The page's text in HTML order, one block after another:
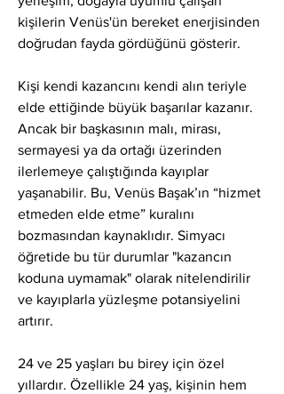
kişilerin Venüs'ün bereket enerjisinden
doğrudan fayda gördüğünü gösterir.
Kişi kendi kazancını kendi alın teriyle
elde ettiğinde büyük başarılar kazanır.
Ancak bir başkasının malı, mirası,
sermayesi ya da ortağı üzerinden
ilerlemeye çalıştığında kayıplar
yaşanabilir. Bu, Venüs Başak’ın “hizmet
etmeden elde etme” kuralını
bozmasından kaynaklıdır. Simyacı
öğretide bu tür durumlar "kazancın
koduna uymamak" olarak nitelendirilir
ve kayıplarla yüzleşme potansiyelini
artırır.
24 ve 25 yaşları bu birey için özel
yıllardır. Özellikle 24 yaş, kişinin hem